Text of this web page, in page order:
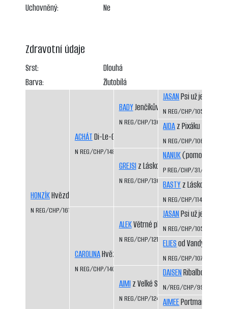
Uchovněný:
Ne
Zdravotní údaje
Srst:
Dlouhá
Barva:
Žlutobílá
HONZÍKHvězda Vysočiny
N REG/CHP/1619/12/14
ACHÁTDi-Le-Grej
N REG/CHP/1483/08/10
CAROLINAHvězda Vysočiny
N REG/CHP/1407/07/09
BADYJenčíkův les
N REG/CHP/1308/03/06
GREJSIz Láskova
N REG/CHP/1360/04/06
ALEKVětrné pláně
N REG/CHP/1217/01/05
AIMIz Velké Suché
N REG/CHP/1249/02/04
JASANPsi už jedou
N REG/CHP/1050/98/
AIDAz Pixáku
N REG/CHP/1066/98/
NANUK(pomocný
P REG/CHP/31/99/01
BASTYz Láskova
N REG/CHP/1141/99/01
JASANPsi už jedou
N REG/CHP/1050/98/
ELIESod Vandy z Hájů
N REG/CHP/1074/98/00
DAISENRibalbo
N/REG/CHP/992/97/00
AIMEEPortmanka